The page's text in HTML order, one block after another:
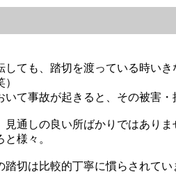
ても、踏切を渡っている時い
て事故が起きると、その被害・
通しの良い所ばかりではあり
様々。
切は比較的丁寧に慣らされて